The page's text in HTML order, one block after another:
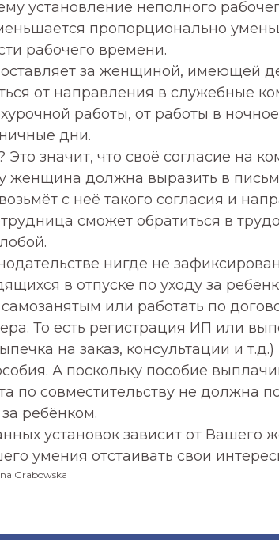
установление неполного
пропорционально
рабочего времени.
за женщиной, имеющей
от направления в служебные
работы, от работы в
дни.
значит, что своё согласие на
женщина должна выразить в
с неё такого согласия и
сможет обратиться в
нигде не
в отпуске по уходу за
или работать по
То есть регистрация ИП или
на заказ, консультации и
А поскольку пособие
по совместительству не должна
ребёнком.
установок зависит от Вашего
умения отстаивать свои
Grabowska
Покупателям
данных
Уход за одеждой
Условия возврата
Доставка и оплата